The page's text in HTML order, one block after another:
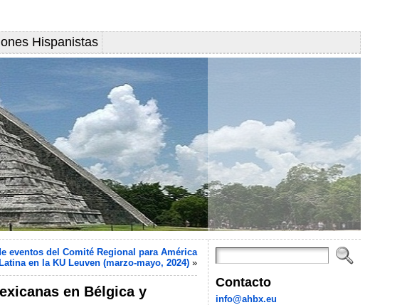
Hispanistas
eventos del Comité Regional para América
Latina en la KU Leuven (marzo-mayo, 2024) »
en Bélgica y
Contacto
info@ahbx.eu